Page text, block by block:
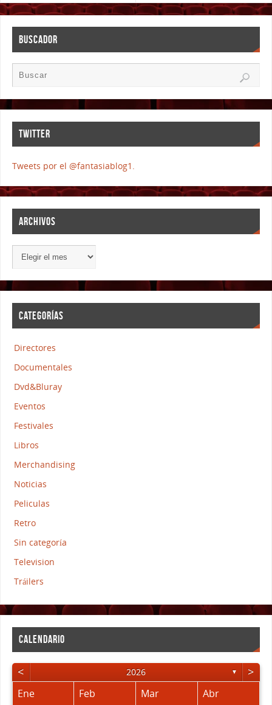
BUSCADOR
TWITTER
Tweets por el @fantasiablog1.
ARCHIVOS
CATEGORÍAS
Directores
Documentales
Dvd&Bluray
Eventos
Festivales
Libros
Merchandising
Noticias
Peliculas
Retro
Sin categoría
Television
Tráilers
CALENDARIO
< 2026 ▼ >
Ene Feb Mar Abr